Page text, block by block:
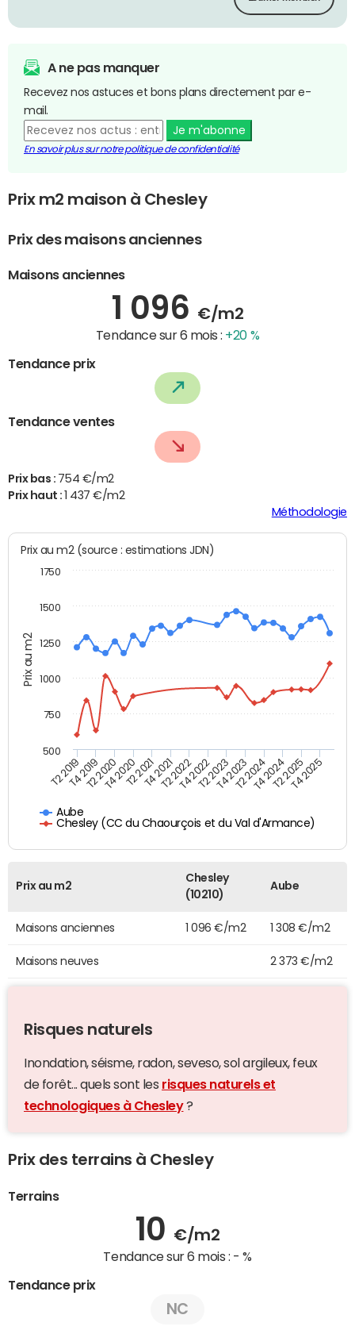
A ne pas manquer
Recevez nos astuces et bons plans directement par e-
mail.
Je m'abonne
En savoir plus sur notre politique de confidentialité
Prix m2 maison à Chesley
Prix des maisons anciennes
Maisons anciennes
1 096 €/m2
Tendance sur 6 mois : +20 %
Tendance prix
Tendance ventes
Prix bas : 754 €/m2
Prix haut :
1 437 €/m2
Méthodologie
Prix au m2
Prix au m2 (source : estimations JDN)
Aube
Chesley (CC du Chaourçois et du Val d'Armance)
T2 2019T4 2019T2 2020T4 2020T2 2021T4 2021T2 2022T4 2022T2 2023T4 2023T2 2024T4 2024T2 2025T4 2025
500
750
1000
1250
1500
1750
Prix au m2
Chesley
(10210)
Aube
Maisons anciennes 1 096 €/m2 1 308 €/m2
Maisons neuves 2 373 €/m2
Risques naturels
Inondation, séisme, radon, seveso, sol argileux, feux
de forêt... quels sont les risques naturels et
technologiques à Chesley?
Prix des terrains à Chesley
Terrains
10 €/m2
Tendance sur 6 mois : - %
Tendance prix
NC